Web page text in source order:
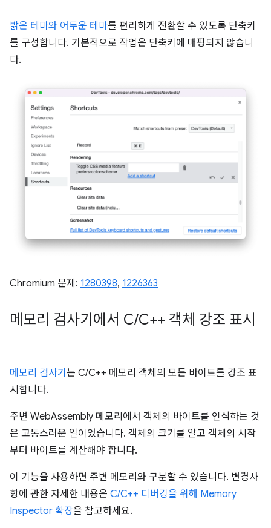
밝은 테마와 어두운 테마를 편리하게 전환할 수 있도록 단축키
를 구성합니다. 기본적으로 작업은 단축키에 매핑되지 않습니
다.
Chromium 문제: 1280398, 1226363
메모리 검사기에서 C/C++ 객체 강조 표시
메모리 검사기 는 C/C++ 메모리 객체의 모든 바이트를 강조 표
시합니다.
주변 WebAssembly 메모리에서 객체의 바이트를 인식하는 것
은 고통스러운 일이었습니다. 객체의 크기를 알고 객체의 시작
부터 바이트를 계산해야 합니다.
이 기능을 사용하면 주변 메모리와 구분할 수 있습니다. 변경사
항에 관한 자세한 내용은 C/C++ 디버깅을 위해 Memory
Inspector 확장을 참고하세요.